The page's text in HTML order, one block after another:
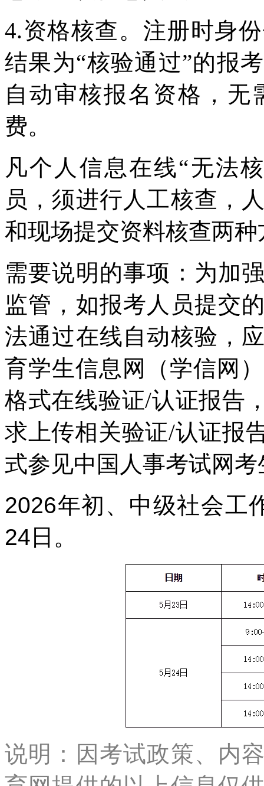
4.资格核查。注册时身
结果为“核验通过”的报
自动审核报名资格，无
费。
凡个人信息在线“无法
员，须进行人工核查，
和现场提交资料核查两种
需要说明的事项：为加
监管，如报考人员提交
法通过在线自动核验，
育学生信息网（学信网
格式在线验证/认证报告
求上传相关验证/认证报
式参见中国人事考试网
2026年初、中级社会工
24日。
说明：因考试政策、内